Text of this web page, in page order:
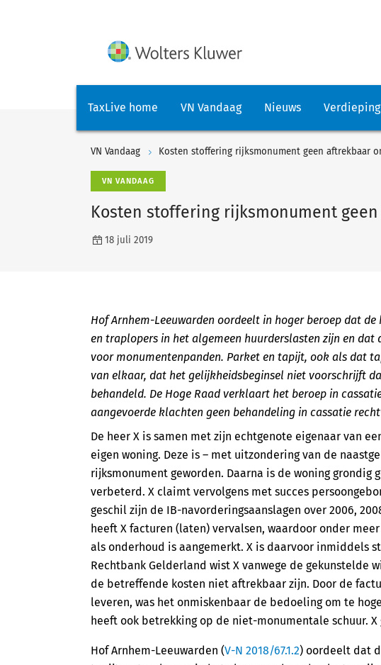
TaxLive home VN Vandaag Nieuws Verdieping
VN Vandaag Kosten stoffering rijksmonument geen aftrekbaar
VN VANDAAG
Kosten stoffering rijksmonument
18 juli 2019
Hof Arnhem-Leeuwarden oordeelt in hoger beroep dat
en traplopers in het algemeen huurderslasten zijn en dat
voor monumentenpanden. Parket en tapijt, ook als dat
van elkaar, dat het gelijkheidsbeginsel niet voorschrijft
behandeld. De Hoge Raad verklaart het beroep in
aangevoerde klachten geen behandeling in cassatie
De heer X is samen met zijn echtgenote eigenaar van
eigen woning. Deze is – met uitzondering van de
rijksmonument geworden. Daarna is de woning grondig
verbeterd. X claimt vervolgens met succes
geschil zijn de IB-navorderingsaanslagen over 2006,
heeft X facturen (laten) vervalsen, waardoor onder
als onderhoud is aangemerkt. X is daarvoor inmiddels
Rechtbank Gelderland wist X vanwege de gekunstelde
de betreffende kosten niet aftrekbaar zijn. Door de
leveren, was het onmiskenbaar de bedoeling om te
heeft ook betrekking op de niet-monumentale schuur.
Hof Arnhem-Leeuwarden (V-N 2018/67.1.2) oordeelt dat